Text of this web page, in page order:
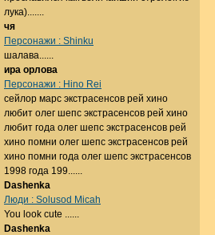
лука).......
чя
Персонажи : Shinku
шалава......
ира орлова
Персонажи : Hino Rei
сейлор марс экстрасенсов рей хино
любит олег шепс экстрасенсов рей хино
любит года олег шепс экстрасенсов рей
хино помни олег шепс экстрасенсов рей
хино помни года олег шепс экстрасенсов
1998 года 199......
Dashenka
Люди : Solusod Micah
You look cute ......
Dashenka